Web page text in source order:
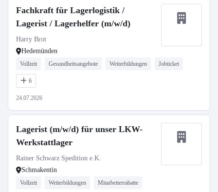
Fachkraft für Lagerlogistik /
Lagerist / Lagerhelfer (m/w/d)
Harry Brot
Hedemünden
Vollzeit Gesundheitsangebote Weiterbildungen Jobticket
6
24.07.2026
Lagerist (m/w/d) für unser LKW-
Werkstattlager
Rainer Schwarz Spedition e.K.
Schmakentin
Vollzeit Weiterbildungen Mitarbeiterrabatte